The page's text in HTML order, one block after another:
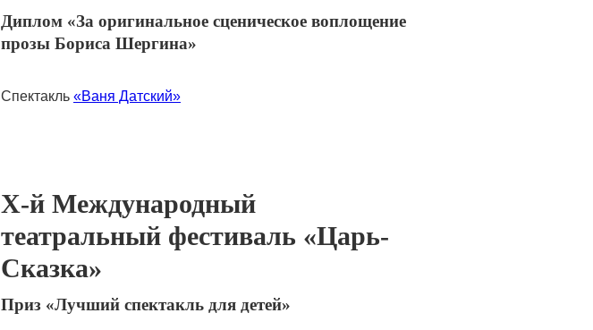
Диплом «За оригинальное сценическое воплощение
прозы Бориса Шергина»
Спектакль «Ваня Датский»
X-й Международный
театральный фестиваль «Царь-
Сказка»
Приз «Лучший спектакль для детей»